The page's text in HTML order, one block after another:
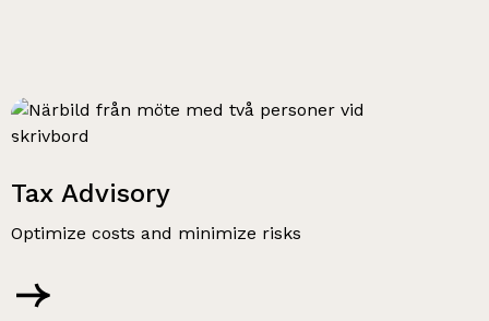
Tax Advisory
Optimize costs and minimize risks